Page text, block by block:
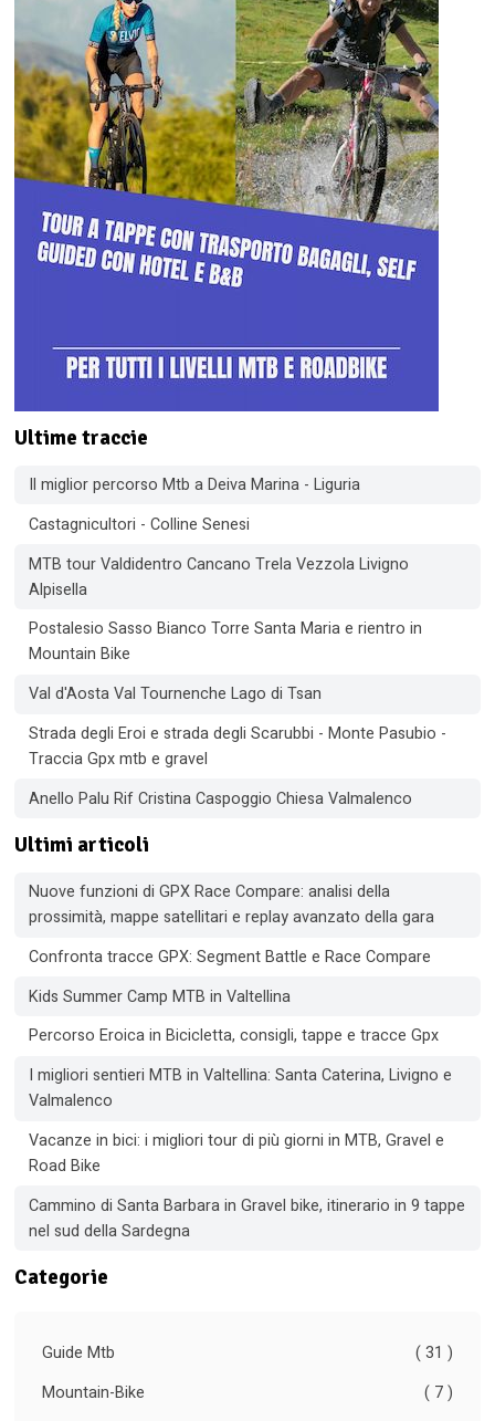
Ultime traccie
Il miglior percorso Mtb a Deiva Marina - Liguria
Castagnicultori - Colline Senesi
MTB tour Valdidentro Cancano Trela Vezzola Livigno
Alpisella
Postalesio Sasso Bianco Torre Santa Maria e rientro in
Mountain Bike
Val d'Aosta Val Tournenche Lago di Tsan
Strada degli Eroi e strada degli Scarubbi - Monte Pasubio -
Traccia Gpx mtb e gravel
Anello Palu Rif Cristina Caspoggio Chiesa Valmalenco
Ultimi articoli
Nuove funzioni di GPX Race Compare: analisi della
prossimità, mappe satellitari e replay avanzato della gara
Confronta tracce GPX: Segment Battle e Race Compare
Kids Summer Camp MTB in Valtellina
Percorso Eroica in Bicicletta, consigli, tappe e tracce Gpx
I migliori sentieri MTB in Valtellina: Santa Caterina, Livigno e
Valmalenco
Vacanze in bici: i migliori tour di più giorni in MTB, Gravel e
Road Bike
Cammino di Santa Barbara in Gravel bike, itinerario in 9 tappe
nel sud della Sardegna
Categorie
Guide Mtb
( 31 )
Mountain-Bike
( 7 )